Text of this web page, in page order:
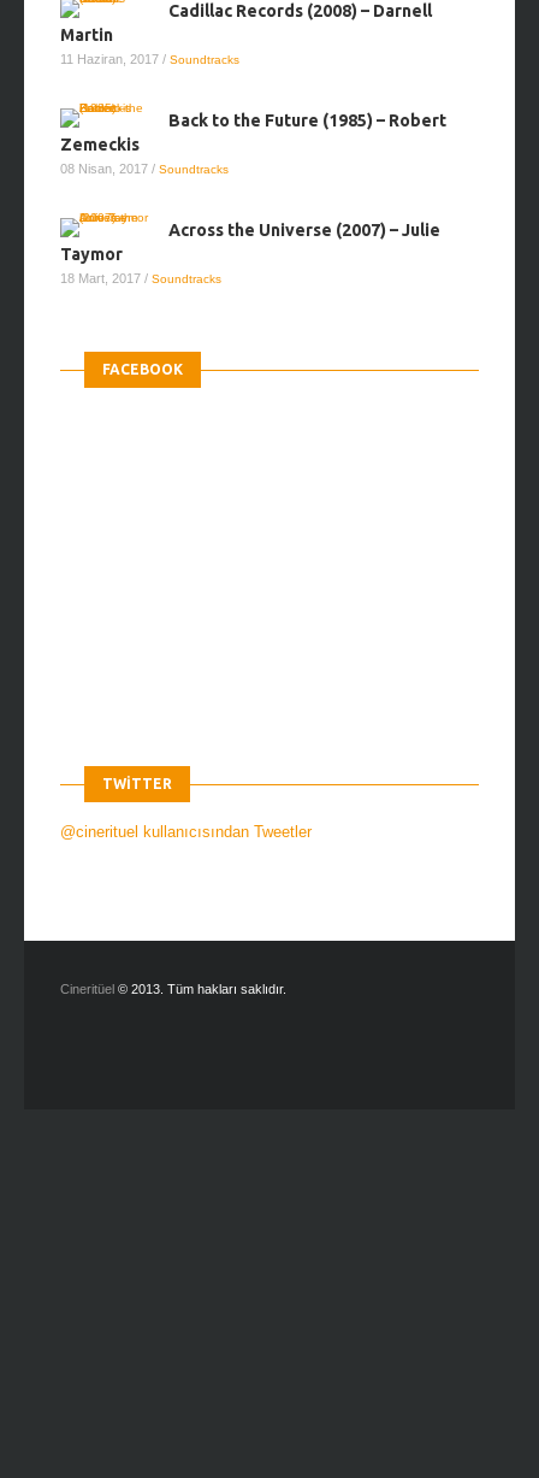
Cadillac Records (2008) – Darnell
Martin
11 Haziran, 2017 / Soundtracks
Back to the Future (1985) – Robert
Zemeckis
08 Nisan, 2017 / Soundtracks
Across the Universe (2007) – Julie
Taymor
18 Mart, 2017 / Soundtracks
FACEBOOK
TWITTER
@cinerituel kullanıcısından Tweetler
Cineritüel © 2013. Tüm hakları saklıdır.